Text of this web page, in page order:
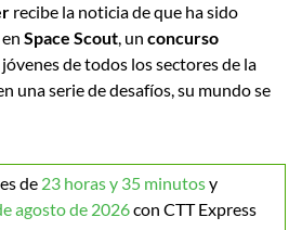
recibe la noticia de que ha sido
Space Scout, un concurso
de todos los sectores de la
una serie de desafíos, su mundo se
de 23 horas y 35 minutosy
agosto de 2026con CTT Express